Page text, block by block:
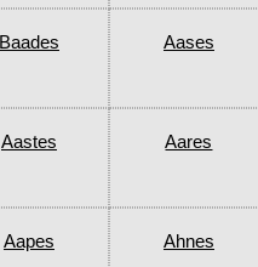
Baades Aases
Aastes Aares
Aapes Ahnes